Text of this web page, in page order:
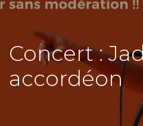
Concert :
accordéon